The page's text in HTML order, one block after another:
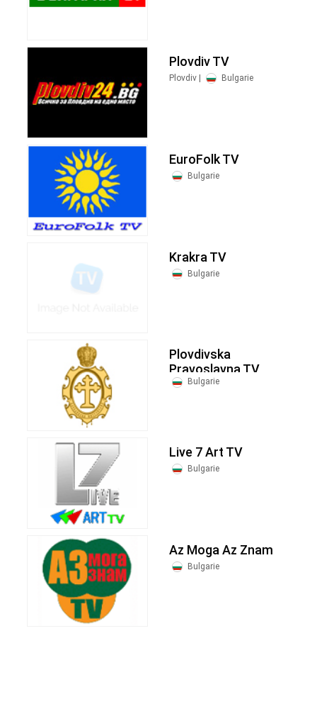
Plovdiv TV
Plovdiv | Bulgarie
EuroFolk TV
Bulgarie
Krakra TV
Bulgarie
Plovdivska
Pravoslavna TV
Bulgarie
Live 7 Art TV
Bulgarie
Az Moga Az Znam
Bulgarie